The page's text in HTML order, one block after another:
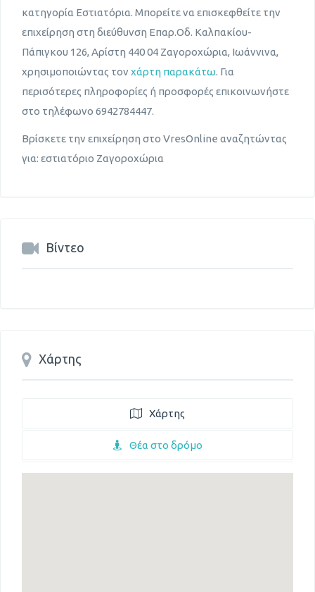
κατηγορία Εστιατόρια. Μπορείτε να επισκεφθείτε την
επιχείρηση στη διεύθυνση Επαρ.Οδ. Καλπακίου-
Πάπιγκου 126, Αρίστη 440 04 Ζαγοροχώρια, Ιωάννινα,
χρησιμοποιώντας τον χάρτη παρακάτω. Για
περισότερες πληροφορίες ή προσφορές επικοινωνήστε
στο τηλέφωνο 6942784447.
Βρίσκετε την επιχείρηση στο VresOnline αναζητώντας
για: εστιατόριο Ζαγοροχώρια
Βίντεο
Χάρτης
Χάρτης
Θέα στο δρόμο